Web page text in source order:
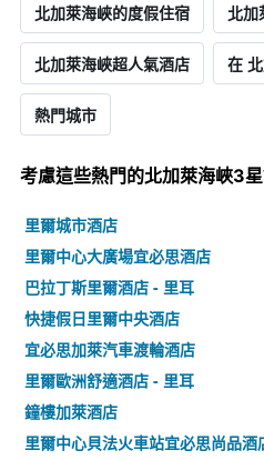
北加萊海峽的度假住宿 北加
北加萊海峽超人氣酒店 在
熱門城市
考慮這些熱門的北加萊海峽3
里爾城市酒店
里爾中心大廣場宜必思酒店
巴拉丁斯里爾酒店 - 里耳
快捷假日里爾中央酒店
宜必思加萊汽車渡輪酒店
里爾歐洲舒適酒店 - 里耳
鐘樓加萊酒店
里爾中心貝法火車站宜必思尚品酒